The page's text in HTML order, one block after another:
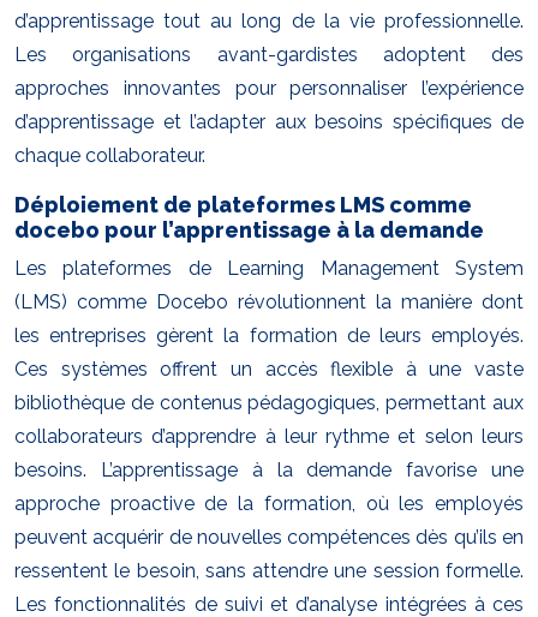
d’apprentissage tout au long de la vie professionnelle.
Les organisations avant-gardistes adoptent des
approches innovantes pour personnaliser l’expérience
d’apprentissage et l’adapter aux besoins spécifiques de
chaque collaborateur.
Déploiement de plateformes LMS comme
docebo pour l’apprentissage à la demande
Les plateformes de Learning Management System
(LMS) comme Docebo révolutionnent la manière dont
les entreprises gèrent la formation de leurs employés.
Ces systèmes offrent un accès flexible à une vaste
bibliothèque de contenus pédagogiques, permettant aux
collaborateurs d’apprendre à leur rythme et selon leurs
besoins. L’apprentissage à la demande favorise une
approche proactive de la formation, où les employés
peuvent acquérir de nouvelles compétences dès qu’ils en
ressentent le besoin, sans attendre une session formelle.
Les fonctionnalités de suivi et d’analyse intégrées à ces